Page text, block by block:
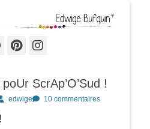
Edwige Bufquin
Facebook
Pinterest
Instagram
ScrAp’O’Sud !
edwige 10 commentaires